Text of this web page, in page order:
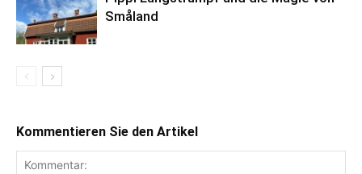
Småland
Kommentieren Sie den Artikel